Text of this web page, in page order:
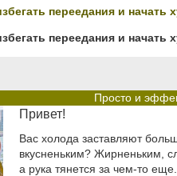
переедания и начать
переедания и начать
Просто и
Привет!
Вас холода заставляют
вкусненьким? Жирненьким,
а рука тянется за чем-то еще.